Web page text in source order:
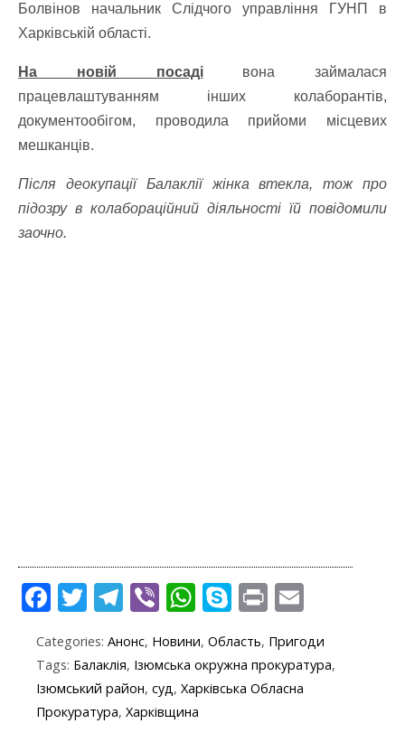
Болвінов начальник Слідчого управління ГУНП в
Харківській області.
На новій посадівона займалася
працевлаштуванням інших колаборантів,
документообігом, проводила прийоми місцевих
мешканців.
Після деокупації Балаклії жінка втекла, тож про
підозру в колабораційний діяльності їй повідомили
заочно.
F
e
b
o
T
itt
er
T
e
gr
a
Vi
er
W
at
s
A
S
y
p
Pr
t ai
l
Categories: Анонс, Новини, Область, Пригоди
Tags: Балаклія, Ізюмська окружна прокуратура,
Ізюмський район, суд, Харківська Обласна
Прокуратура, Харківщина